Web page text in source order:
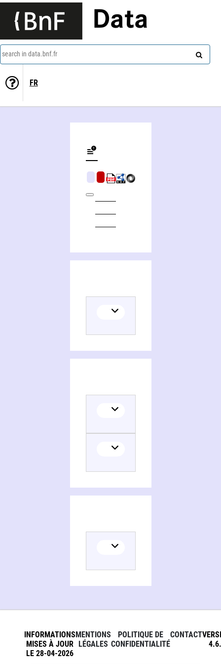
Data
search in data.bnf.fr
FR
INFORMATIONS
MISES À JOUR
LE 28-04-2026
MENTIONS
LÉGALES
POLITIQUE DE
CONFIDENTIALITÉ
CONTACT